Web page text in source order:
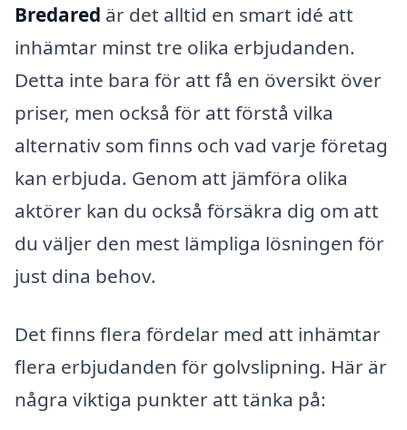
Bredared är det alltid en smart idé att
inhämtar minst tre olika erbjudanden.
Detta inte bara för att få en översikt över
priser, men också för att förstå vilka
alternativ som finns och vad varje företag
kan erbjuda. Genom att jämföra olika
aktörer kan du också försäkra dig om att
du väljer den mest lämpliga lösningen för
just dina behov.
Det finns flera fördelar med att inhämtar
flera erbjudanden för golvslipning. Här är
några viktiga punkter att tänka på: